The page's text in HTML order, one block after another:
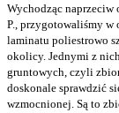
Wychodząc naprzeciw
P., przygotowaliśmy w
laminatu poliestrowo
okolicy. Jednymi z
gruntowych, czyli
doskonale sprawdzić
wzmocnionej. Są to